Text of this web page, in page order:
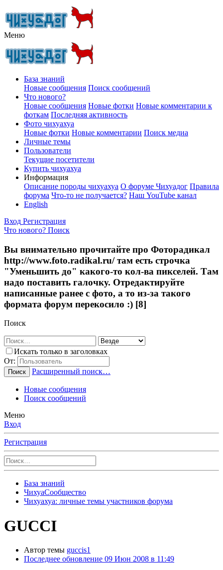
Меню
База знаний
Новые сообщения Поиск сообщений
Что нового?
Новые сообщения Новые фотки Новые комментарии к
фоткам Последняя активность
Фото чихуахуа
Новые фотки Новые комментарии Поиск медиа
Личные темы
Пользователи
Текущие посетители
Купить чихуахуа
Информация
Описание породы чихуахуа О форуме Чихуадог Правила
форума Что-то не получается? Наш YouTube канал
English
Вход Регистрация
Что нового? Поиск
Вы внимательно прочитайте про Фоторадикал
http://www.foto.radikal.ru/ там есть строчка
"Уменьшить до" какого-то кол-ва пикселей. Там
надо поставить галочку. Отредактируйте
написанные ранее с фото, а то из-за такого
формата форум перекосило :) [8]
Поиск
Искать только в заголовках
От:
Поиск Расширенный поиск…
Новые сообщения
Поиск сообщений
Меню
Вход
Регистрация
База знаний
ЧихуаСообщество
Чихуахуа: личные темы участников форума
GUCCI
Автор темы guccis1
Последнее обновление 09 Июн 2008 в 11:49